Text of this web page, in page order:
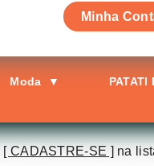
Minha
Moda ▼ PATATI
[ CADASTRE-SE ] na